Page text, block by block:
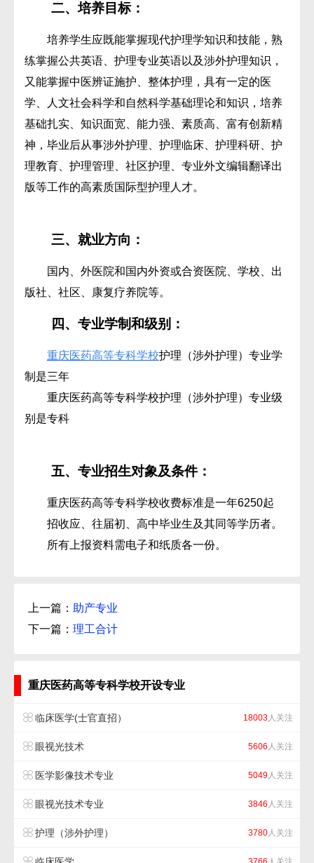
二、培养目标：
培养学生应既能掌握现代护理学知识和技能，熟
练掌握公共英语、护理专业英语以及涉外护理知识，
又能掌握中医辨证施护、整体护理，具有一定的医
学、人文社会科学和自然科学基础理论和知识，培养
基础扎实、知识面宽、能力强、素质高、富有创新精
神，毕业后从事涉外护理、护理临床、护理科研、护
理教育、护理管理、社区护理、专业外文编辑翻译出
版等工作的高素质国际型护理人才。
三、就业方向：
国内、外医院和国内外资或合资医院、学校、出
版社、社区、康复疗养院等。
四、专业学制和级别：
重庆医药高等专科学校护理（涉外护理）专业学
制是三年
重庆医药高等专科学校护理（涉外护理）专业级
别是专科
五、专业招生对象及条件：
重庆医药高等专科学校收费标准是一年6250起
招收应、往届初、高中毕业生及其同等学历者。
所有上报资料需电子和纸质各一份。
上一篇： 助产专业
下一篇： 理工合计
重庆医药高等专科学校开设专业
临床医学(士官直招） 18003人关注
眼视光技术 5606 人关注
医学影像技术专业 5049人关注
眼视光技术专业 3846 人关注
护理（涉外护理） 3780人关注